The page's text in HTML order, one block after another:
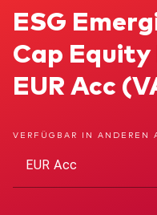
Produktart
ETFs
Wissen
Wie investieren
ESG Emerging Markets
ESG
Cap Equity
EUR Acc
VERFÜGBAR IN ANDEREN
EUR Acc